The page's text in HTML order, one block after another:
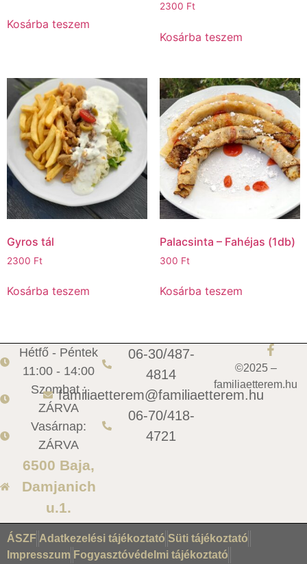
Kosárba teszem
2300 Ft
Kosárba teszem
Gyros tál
2300 Ft
Kosárba teszem
Palacsinta – Fahéjas (1db)
300 Ft
Kosárba teszem
Hétfő - Péntek
11:00 - 14:00
Szombat :
ZÁRVA
Vasárnap:
ZÁRVA
6500 Baja,
Damjanich
u.1.
06-30/487-
4814
familiaetterem@familiaetterem.hu
06-70/418-
4721
©2025 –
familiaetterem.hu
ÁSZF Adatkezelési tájékoztató Süti tájékoztató
Impresszum Fogyasztóvédelmi tájékoztató